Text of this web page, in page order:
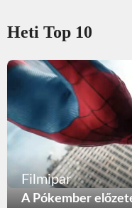
Heti Top 10
Filmipar
A Pókember